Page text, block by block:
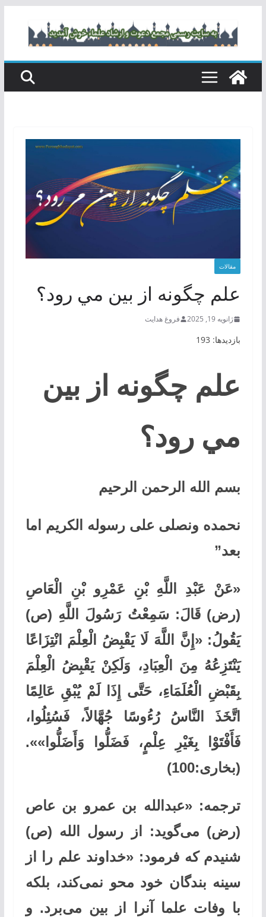
مقالات
علم چگونه از بين مي‌ رود؟
ژانویه 19, 2025 فروغ هدایت
بازدیدها: 193
علم چگونه از بين
مي‌ رود؟
بسم الله الرحمن الرحیم
نحمده ونصلی علی رسوله الکریم اما
بعد”
«عَنْ عَبْدِ اللَّهِ بْنِ عَمْرِو بْنِ الْعَاصِ
(رض) قَالَ: سَمِعْتُ رَسُولَ اللَّهِ (ص)
يَقُولُ: «إِنَّ اللَّهَ لَا يَقْبِضُ الْعِلْمَ انْتِزَاعًا
يَنْتَزِعُهُ مِنَ الْعِبَادِ، وَلَكِنْ يَقْبِضُ الْعِلْمَ
بِقَبْضِ الْعُلَمَاءِ، حَتَّى إِذَا لَمْ يُبْقِ عَالِمًا
اتَّخَذَ النَّاسُ رُءُوسًا جُهَّالاً، فَسُئِلُوا،
فَأَفْتَوْا بِغَيْرِ عِلْمٍ، فَضَلُّوا وَأَضَلُّوا»».
(بخارى:100)
ترجمه: «عبدالله بن عمرو بن عاص
(رض) می‌گوید: از رسول الله (ص)
شنیدم كه فرمود: «خداوند علم را از
سینه بندگان خود محو نمی‌كند، بلكه
با وفات علما آنرا از بین می‌برد. و